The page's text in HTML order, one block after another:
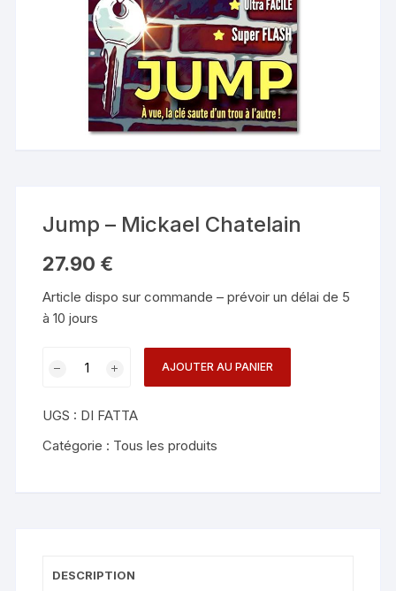
Jump – Mickael Chatelain
27.90 €
Article dispo sur commande – prévoir un délai de 5
à 10 jours
-
Mickael
AJOUTER AU PANIER
UGS : DI FATTA
Catégorie : Tous les produits
DESCRIPTION